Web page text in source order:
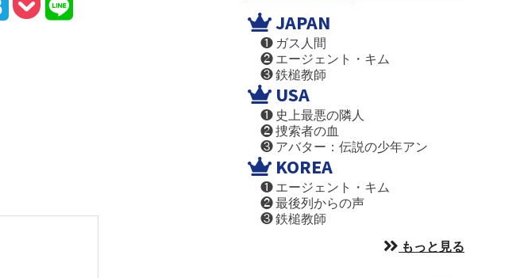
JAPAN
❶ ガス人間
❷ エージェント・キム
❸ 鉄槌教師
USA
❶ 史上最悪の隣人
❷ 捜索者の血
❸ アバター：伝説の少年アン
KOREA
❶ エージェント・キム
❷ 最後列からの声
❸ 鉄槌教師
もっと見る